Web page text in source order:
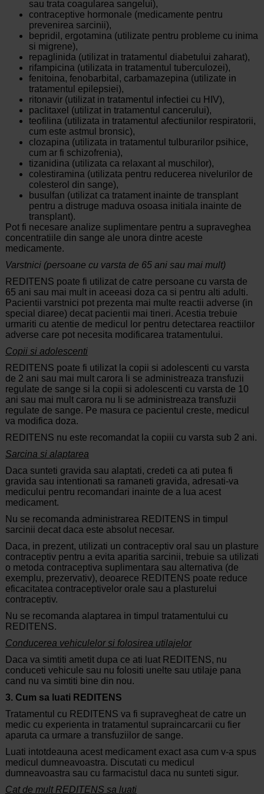
sau trata coagularea sangelui),
contraceptive hormonale (medicamente pentru
prevenirea sarcinii),
bepridil, ergotamina (utilizate pentru probleme cu inima
si migrene),
repaglinida (utilizat in tratamentul diabetului zaharat),
rifampicina (utilizata in tratamentul tuberculozei),
fenitoina, fenobarbital, carbamazepina (utilizate in
tratamentul epilepsiei),
ritonavir (utilizat in tratamentul infectiei cu HIV),
paclitaxel (utilizat in tratamentul cancerului),
teofilina (utilizata in tratamentul afectiunilor respiratorii,
cum este astmul bronsic),
clozapina (utilizata in tratamentul tulburarilor psihice,
cum ar fi schizofrenia),
tizanidina (utilizata ca relaxant al muschilor),
colestiramina (utilizata pentru reducerea nivelurilor de
colesterol din sange),
busulfan (utilizat ca tratament inainte de transplant
pentru a distruge maduva osoasa initiala inainte de
transplant).
Pot fi necesare analize suplimentare pentru a supraveghea
concentratiile din sange ale unora dintre aceste
medicamente.
Varstnici (persoane cu varsta de 65 ani sau mai mult)
REDITENS poate fi utilizat de catre persoane cu varsta de
65 ani sau mai mult in aceeasi doza ca si pentru alti adulti.
Pacientii varstnici pot prezenta mai multe reactii adverse (in
special diaree) decat pacientii mai tineri. Acestia trebuie
urmariti cu atentie de medicul lor pentru detectarea reactiilor
adverse care pot necesita modificarea tratamentului.
Copii si adolescenti
REDITENS poate fi utilizat la copii si adolescenti cu varsta
de 2 ani sau mai mult carora li se administreaza transfuzii
regulate de sange si la copii si adolescenti cu varsta de 10
ani sau mai mult carora nu li se administreaza transfuzii
regulate de sange. Pe masura ce pacientul creste, medicul
va modifica doza.
REDITENS nu este recomandat la copiii cu varsta sub 2 ani.
Sarcina si alaptarea
Daca sunteti gravida sau alaptati, credeti ca ati putea fi
gravida sau intentionati sa ramaneti gravida, adresati-va
medicului pentru recomandari inainte de a lua acest
medicament.
Nu se recomanda administrarea REDITENS in timpul
sarcinii decat daca este absolut necesar.
Daca, in prezent, utilizati un contraceptiv oral sau un plasture
contraceptiv pentru a evita aparitia sarcinii, trebuie sa utilizati
o metoda contraceptiva suplimentara sau alternativa (de
exemplu, prezervativ), deoarece REDITENS poate reduce
eficacitatea contraceptivelor orale sau a plasturelui
contraceptiv.
Nu se recomanda alaptarea in timpul tratamentului cu
REDITENS.
Conducerea vehiculelor si folosirea utilajelor
Daca va simtiti ametit dupa ce ati luat REDITENS, nu
conduceti vehicule sau nu folositi unelte sau utilaje pana
cand nu va simtiti bine din nou.
3. Cum sa luati REDITENS
Tratamentul cu REDITENS va fi supravegheat de catre un
medic cu experienta in tratamentul supraincarcarii cu fier
aparuta ca urmare a transfuziilor de sange.
Luati intotdeauna acest medicament exact asa cum v-a spus
medicul dumneavoastra. Discutati cu medicul
dumneavoastra sau cu farmacistul daca nu sunteti sigur.
Cat de mult REDITENS sa luati